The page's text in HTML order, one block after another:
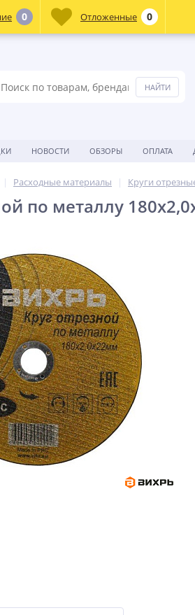
НОВОСТИ ОБЗОРЫ ОПЛАТА
Расходные материалы Круги
по металлу
0 Отложенные 0